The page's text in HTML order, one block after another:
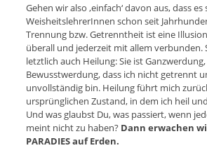
Gehen wir also ‚einfach‘ davon aus, dass
WeisheitslehrerInnen schon seit
Trennung bzw. Getrenntheit ist eine
überall und jederzeit mit allem verbunden.
letztlich auch Heilung: Sie ist
Bewusstwerdung, dass ich nicht getrennt
unvollständig bin. Heilung führt mich
ursprünglichen Zustand, in dem ich heil
Und was glaubst Du, was passiert, wenn
meint nicht zu haben? Dann erwachen
PARADIES auf Erden.